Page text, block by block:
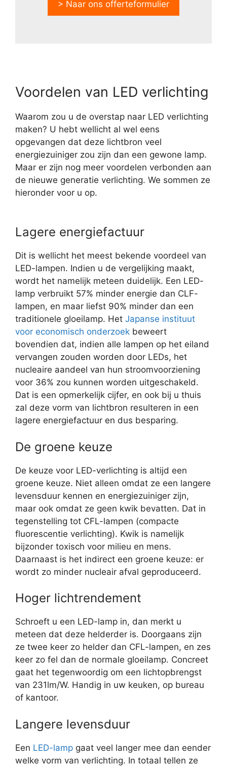
> Naar ons offerteformulier
Voordelen van LED verlichting
Waarom zou u de overstap naar LED verlichting
maken? U hebt wellicht al wel eens
opgevangen dat deze lichtbron veel
energiezuiniger zou zijn dan een gewone lamp.
Maar er zijn nog meer voordelen verbonden aan
de nieuwe generatie verlichting. We sommen ze
hieronder voor u op.
Lagere energiefactuur
Dit is wellicht het meest bekende voordeel van
LED-lampen. Indien u de vergelijking maakt,
wordt het namelijk meteen duidelijk. Een LED-
lamp verbruikt 57% minder energie dan CLF-
lampen, en maar liefst 90% minder dan een
traditionele gloeilamp. Het Japanse instituut
voor economisch onderzoek beweert
bovendien dat, indien alle lampen op het eiland
vervangen zouden worden door LEDs, het
nucleaire aandeel van hun stroomvoorziening
voor 36% zou kunnen worden uitgeschakeld.
Dat is een opmerkelijk cijfer, en ook bij u thuis
zal deze vorm van lichtbron resulteren in een
lagere energiefactuur en dus besparing.
De groene keuze
De keuze voor LED-verlichting is altijd een
groene keuze. Niet alleen omdat ze een langere
levensduur kennen en energiezuiniger zijn,
maar ook omdat ze geen kwik bevatten. Dat in
tegenstelling tot CFL-lampen (compacte
fluorescentie verlichting). Kwik is namelijk
bijzonder toxisch voor milieu en mens.
Daarnaast is het indirect een groene keuze: er
wordt zo minder nucleair afval geproduceerd.
Hoger lichtrendement
Schroeft u een LED-lamp in, dan merkt u
meteen dat deze helderder is. Doorgaans zijn
ze twee keer zo helder dan CFL-lampen, en zes
keer zo fel dan de normale gloeilamp. Concreet
gaat het tegenwoordig om een lichtopbrengst
van 231lm/W. Handig in uw keuken, op bureau
of kantoor.
Langere levensduur
Een LED-lamp gaat veel langer mee dan eender
welke vorm van verlichting. In totaal tellen ze